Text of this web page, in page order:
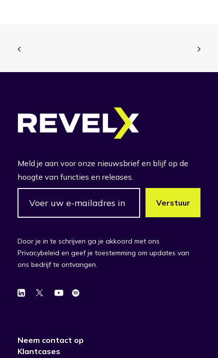
Meld je aan voor onze nieuwsbrief en blijf op de
hoogte van functies en releases.
Door je in te schrijven ga je akkoord met ons
Privacybeleid en geef je toestemming om updates van
ons bedrijf te ontvangen.
Neem contact op
Klantcases